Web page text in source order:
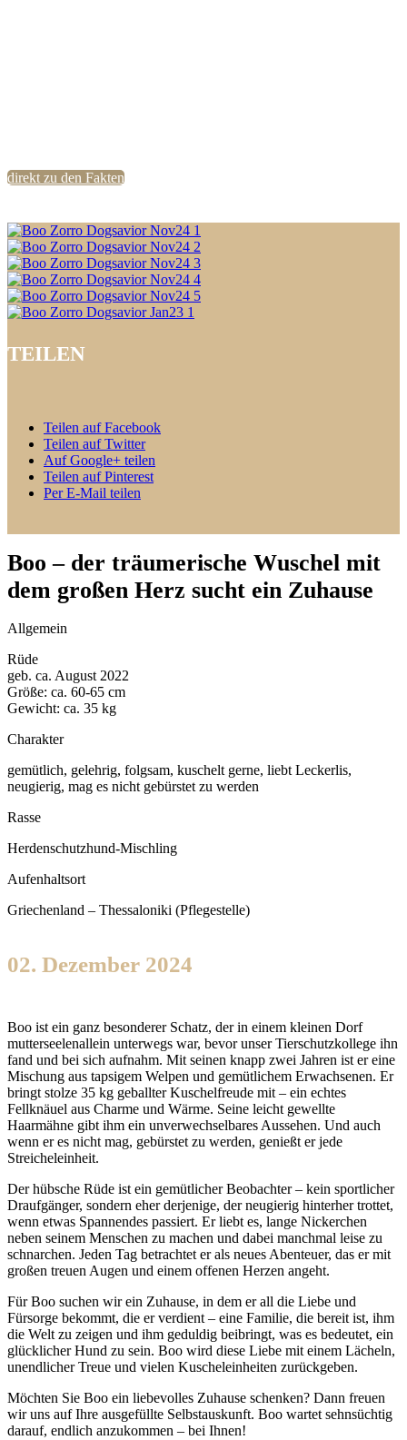
direkt zu den Fakten
TEILEN
Teilen auf Facebook
Teilen auf Twitter
Auf Google+ teilen
Teilen auf Pinterest
Per E-Mail teilen
Boo – der träumerische Wuschel mit
dem großen Herz sucht ein Zuhause
Allgemein
Rüde
geb. ca. August 2022
Größe: ca. 60-65 cm
Gewicht: ca. 35 kg
Charakter
gemütlich, gelehrig, folgsam, kuschelt gerne, liebt Leckerlis,
neugierig, mag es nicht gebürstet zu werden
Rasse
Herdenschutzhund-Mischling
Aufenhaltsort
Griechenland – Thessaloniki (Pflegestelle)
02. Dezember 2024
Boo ist ein ganz besonderer Schatz, der in einem kleinen Dorf
mutterseelenallein unterwegs war, bevor unser Tierschutzkollege ihn
fand und bei sich aufnahm. Mit seinen knapp zwei Jahren ist er eine
Mischung aus tapsigem Welpen und gemütlichem Erwachsenen. Er
bringt stolze 35 kg geballter Kuschelfreude mit – ein echtes
Fellknäuel aus Charme und Wärme. Seine leicht gewellte
Haarmähne gibt ihm ein unverwechselbares Aussehen. Und auch
wenn er es nicht mag, gebürstet zu werden, genießt er jede
Streicheleinheit.
Der hübsche Rüde ist ein gemütlicher Beobachter – kein sportlicher
Draufgänger, sondern eher derjenige, der neugierig hinterher trottet,
wenn etwas Spannendes passiert. Er liebt es, lange Nickerchen
neben seinem Menschen zu machen und dabei manchmal leise zu
schnarchen. Jeden Tag betrachtet er als neues Abenteuer, das er mit
großen treuen Augen und einem offenen Herzen angeht.
Für Boo suchen wir ein Zuhause, in dem er all die Liebe und
Fürsorge bekommt, die er verdient – eine Familie, die bereit ist, ihm
die Welt zu zeigen und ihm geduldig beibringt, was es bedeutet, ein
glücklicher Hund zu sein. Boo wird diese Liebe mit einem Lächeln,
unendlicher Treue und vielen Kuscheleinheiten zurückgeben.
Möchten Sie Boo ein liebevolles Zuhause schenken? Dann freuen
wir uns auf Ihre ausgefüllte Selbstauskunft. Boo wartet sehnsüchtig
darauf, endlich anzukommen – bei Ihnen!